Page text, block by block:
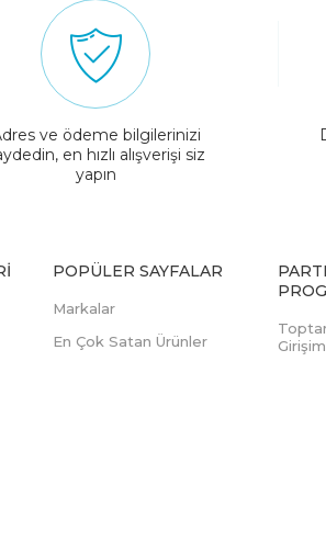
ve ödeme bilgilerinizi
en hızlı alışverişi siz
yapın
POPÜLER SAYFALAR
Markalar
En Çok Satan Ürünler